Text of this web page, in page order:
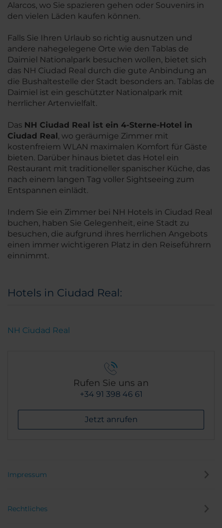
Alarcos, wo Sie spazieren gehen oder Souvenirs in
den vielen Läden kaufen können.
Falls Sie Ihren Urlaub so richtig ausnutzen und
andere nahegelegene Orte wie den Tablas de
Daimiel Nationalpark besuchen wollen, bietet sich
das NH Ciudad Real durch die gute Anbindung an
die Bushaltestelle der Stadt besonders an. Tablas de
Daimiel ist ein geschützter Nationalpark mit
herrlicher Artenvielfalt.
Das NH Ciudad Real ist ein 4-Sterne-Hotel in
Ciudad Real , wo geräumige Zimmer mit
kostenfreiem WLAN maximalen Komfort für Gäste
bieten. Darüber hinaus bietet das Hotel ein
Restaurant mit traditioneller spanischer Küche, das
nach einem langen Tag voller Sightseeing zum
Entspannen einlädt.
Indem Sie ein Zimmer bei NH Hotels in Ciudad Real
buchen, haben Sie Gelegenheit, eine Stadt zu
besuchen, die aufgrund ihres herrlichen Angebots
einen immer wichtigeren Platz in den Reiseführern
einnimmt.
Hotels in Ciudad Real:
NH Ciudad Real
Rufen Sie uns an
+34 91 398 46 61
Jetzt anrufen
Impressum
Rechtliches